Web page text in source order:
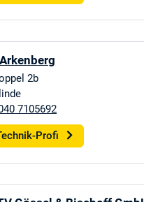
2b
7105692
Profi